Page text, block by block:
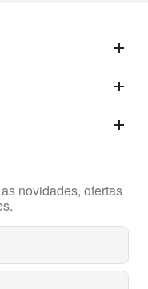
novidades, ofertas